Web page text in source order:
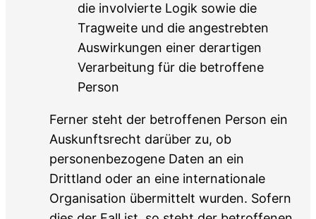
die involvierte Logik sowie die
Tragweite und die angestrebten
Auswirkungen einer derartigen
Verarbeitung für die betroffene
Person
Ferner steht der betroffenen Person ein
Auskunftsrecht darüber zu, ob
personenbezogene Daten an ein
Drittland oder an eine internationale
Organisation übermittelt wurden. Sofern